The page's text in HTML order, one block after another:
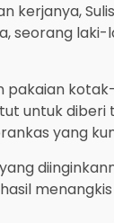
kerjanya,
seorang
pakaian
untuk
yang